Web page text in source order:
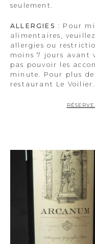
seulement.
ALLERGIES : Pour
alimentaires,
allergies ou
moins 7 jours avant
pas pouvoir les
minute. Pour plus
restaurant Le Voilier.